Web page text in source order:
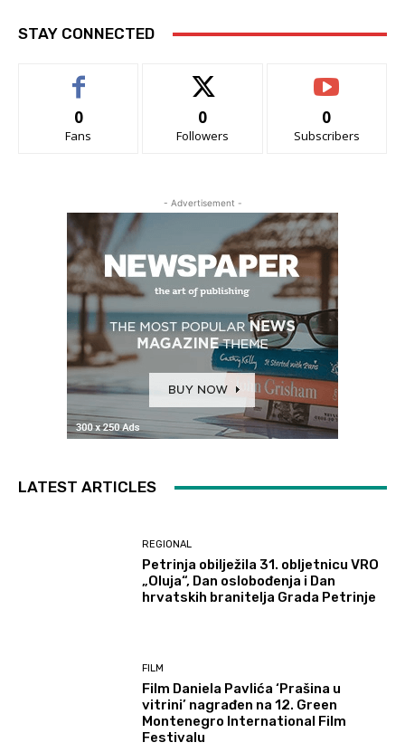
STAY CONNECTED
0
Fans
0
Followers
0
Subscribers
- Advertisement -
LATEST ARTICLES
REGIONAL
Petrinja obilježila 31. obljetnicu VRO
„Oluja“, Dan oslobođenja i Dan
hrvatskih branitelja Grada Petrinje
FILM
Film Daniela Pavlića ‘Prašina u
vitrini’ nagrađen na 12. Green
Montenegro International Film
Festivalu